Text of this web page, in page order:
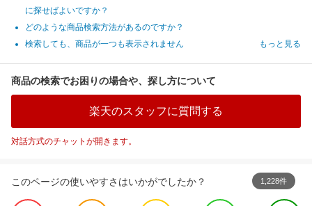
に探せばよいですか？
どのような商品検索方法があるのですか？
検索しても、商品が一つも表示されません
もっと見る
商品の検索でお困りの場合や、探し方について
楽天のスタッフに質問する
対話方式のチャットが開きます。
このページの使いやすさはいかがでしたか？ 1,228件